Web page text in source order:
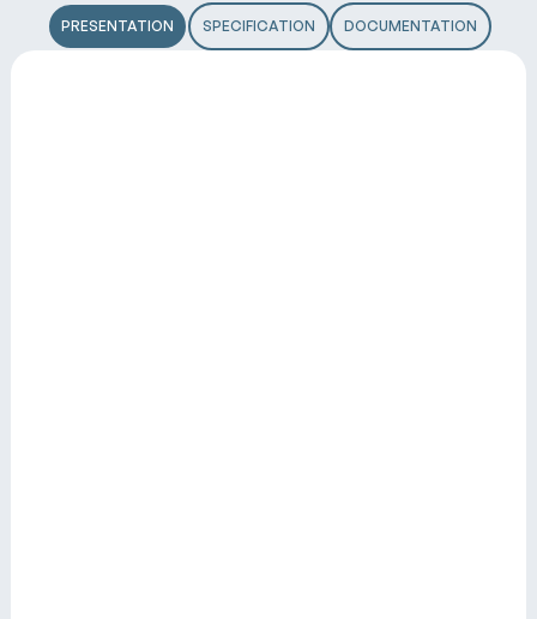
PRESENTATION SPECIFICATION DOCUMENTATION